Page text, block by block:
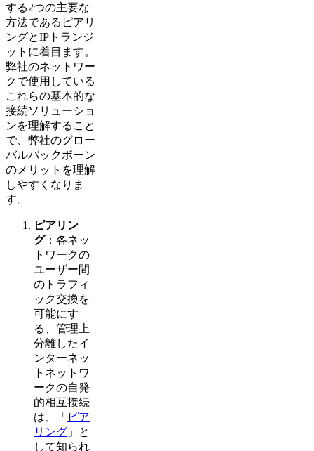
する2つの主要な
方法であるピアリ
ングとIPトランジ
ットに着目ます。
弊社のネットワー
クで使用している
これらの基本的な
接続ソリューショ
ンを理解すること
で、弊社のグロー
バルバックボーン
のメリットを理解
しやすくなりま
す。
ピアリン
グ：各ネッ
トワークの
ユーザー間
のトラフィ
ック交換を
可能にす
る、管理上
分離したイ
ンターネッ
トネットワ
ークの自発
的相互接続
は、「 ピア
リング 」と
して知られ